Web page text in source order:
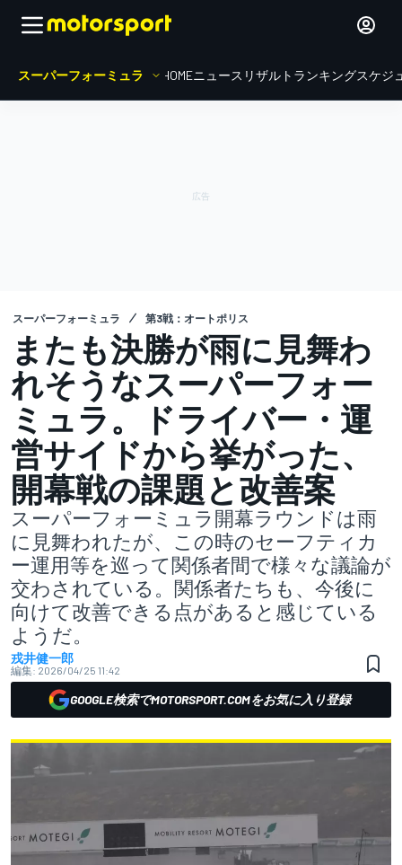
スーパーフォーミュラ HOMEニュース リザルト ランキングスケジ
スーパーフォーミュラ 第3戦：オートポリス
またも決勝が雨に見舞わ
れそうなスーパーフォー
ミュラ。ドライバー・運
営サイドから挙がった、
開幕戦の課題と改善案
スーパーフォーミュラ開幕ラウンドは雨
に見舞われたが、この時のセーフティカ
ー運用等を巡って関係者間で様々な議論が
交わされている。関係者たちも、今後に
向けて改善できる点があると感じている
ようだ。
戎井健一郎
編集: 2026/04/25 11:42
GOOGLE検索でMOTORSPORT.COMをお気に入り登録